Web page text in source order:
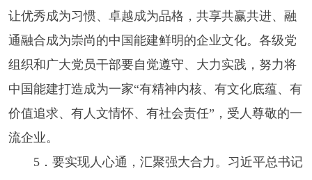
让优秀成为习惯、卓越成为品格，共享共赢共进、融
通融合成为崇尚的中国能建鲜明的企业文化。各级党
组织和广大党员干部要自觉遵守、大力实践，努力将
中国能建打造成为一家“有精神内核、有文化底蕴、有
价值追求、有人文情怀、有社会责任”，受人尊敬的一
流企业。
5．要实现人心通，汇聚强大合力。习近平总书记